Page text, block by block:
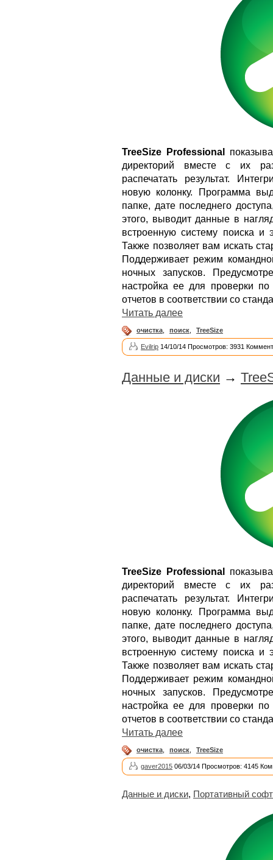
TreeSize Professional
директорий вместе с их
распечатать результат.
новую колонку. Программа
папке, дате последнего
этого, выводит данные в
встроенную систему поиска и
Также позволяет вам искать
Поддерживает режим
ночных запусков.
настройка ее для проверки
отчетов в соответствии со
Читать далее
очистка поиск TreeSize
Evilrip 14/10/14 Просмотров: 3931
Данные и диски →
TreeSize Professional
директорий вместе с их
распечатать результат.
новую колонку. Программа
папке, дате последнего
этого, выводит данные в
встроенную систему поиска и
Также позволяет вам искать
Поддерживает режим
ночных запусков.
настройка ее для проверки
отчетов в соответствии со
Читать далее
очистка поиск TreeSize
gaver2015 06/03/14 Просмотров: 4145
Данные и диски, Портативный софт